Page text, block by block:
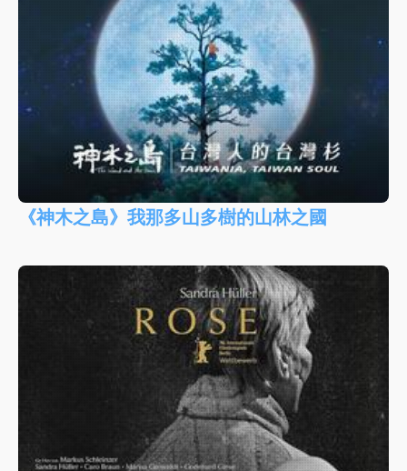
《神木之島》我那多山多樹的山林之國